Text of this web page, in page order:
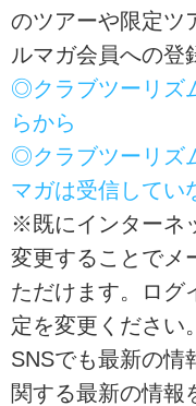
のツアーや限定ツ
ルマガ会員への登
◎クラブツーリズ
らから
◎クラブツーリズ
マガは受信してい
※既にインターネ
変更することでメ
ただけます。ログ
定を変更ください。
SNSでも最新の情
関する最新の情報